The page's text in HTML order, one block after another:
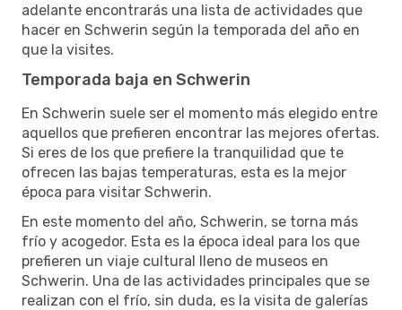
adelante encontrarás una lista de actividades que
hacer en Schwerin según la temporada del año en
que la visites.
Temporada baja en Schwerin
En Schwerin suele ser el momento más elegido entre
aquellos que prefieren encontrar las mejores ofertas.
Si eres de los que prefiere la tranquilidad que te
ofrecen las bajas temperaturas, esta es la mejor
época para visitar Schwerin.
En este momento del año, Schwerin, se torna más
frío y acogedor. Esta es la época ideal para los que
prefieren un viaje cultural lleno de museos en
Schwerin. Una de las actividades principales que se
realizan con el frío, sin duda, es la visita de galerías